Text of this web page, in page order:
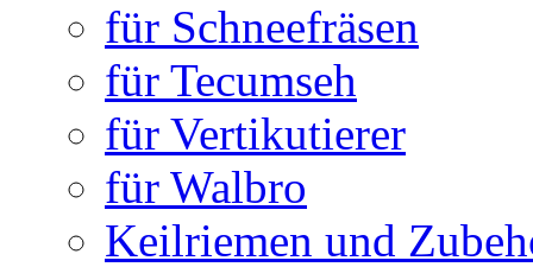
für Schneefräsen
für Tecumseh
für Vertikutierer
für Walbro
Keilriemen und